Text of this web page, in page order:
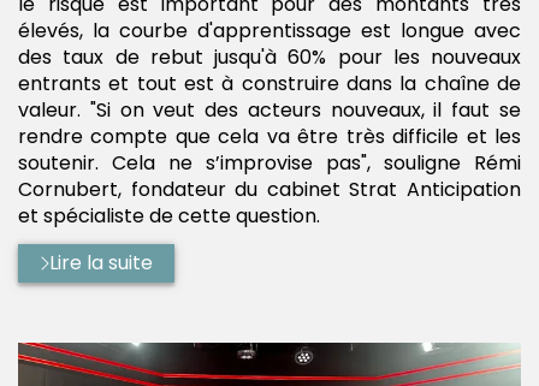
élevés, la courbe d'apprentissage est longue avec
des taux de rebut jusqu'à 60% pour les nouveaux
entrants et tout est à construire dans la chaîne de
valeur. "Si on veut des acteurs nouveaux, il faut se
rendre compte que cela va être très difficile et les
soutenir. Cela ne s’improvise pas", souligne Rémi
Cornubert, fondateur du cabinet Strat Anticipation
et spécialiste de cette question.
Lire la suite